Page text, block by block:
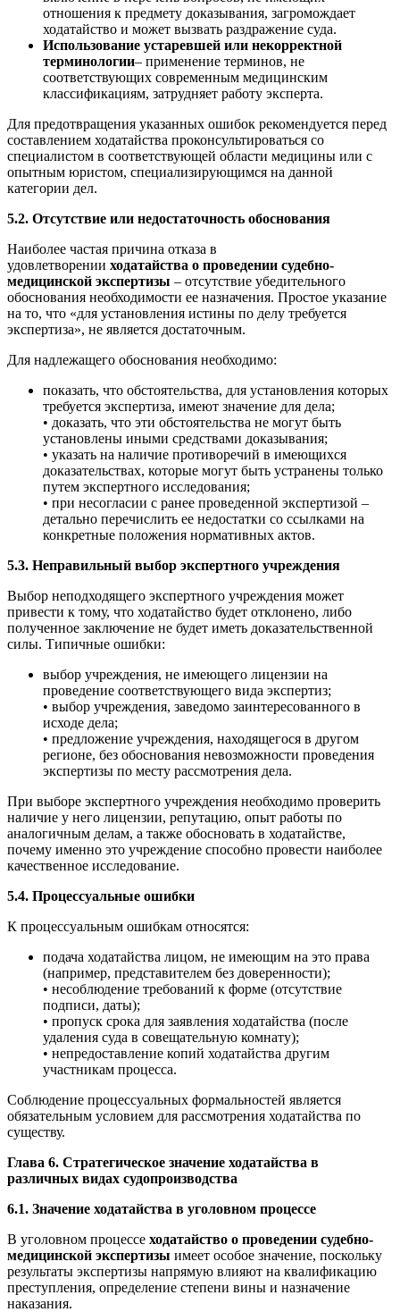
отношения к предмету доказывания, загромождает
ходатайство и может вызвать раздражение суда.
Использование устаревшей или некорректной
терминологии– применение терминов, не
соответствующих современным медицинским
классификациям, затрудняет работу эксперта.
Для предотвращения указанных ошибок рекомендуется перед
составлением ходатайства проконсультироваться со
специалистом в соответствующей области медицины или с
опытным юристом, специализирующимся на данной
категории дел.
5.2. Отсутствие или недостаточность обоснования
Наиболее частая причина отказа в
удовлетворении ходатайства о проведении судебно-
медицинской экспертизы – отсутствие убедительного
обоснования необходимости ее назначения. Простое указание
на то, что «для установления истины по делу требуется
экспертиза», не является достаточным.
Для надлежащего обоснования необходимо:
показать, что обстоятельства, для установления которых
требуется экспертиза, имеют значение для дела;
• доказать, что эти обстоятельства не могут быть
установлены иными средствами доказывания;
• указать на наличие противоречий в имеющихся
доказательствах, которые могут быть устранены только
путем экспертного исследования;
• при несогласии с ранее проведенной экспертизой –
детально перечислить ее недостатки со ссылками на
конкретные положения нормативных актов.
5.3. Неправильный выбор экспертного учреждения
Выбор неподходящего экспертного учреждения может
привести к тому, что ходатайство будет отклонено, либо
полученное заключение не будет иметь доказательственной
силы. Типичные ошибки:
выбор учреждения, не имеющего лицензии на
проведение соответствующего вида экспертиз;
• выбор учреждения, заведомо заинтересованного в
исходе дела;
• предложение учреждения, находящегося в другом
регионе, без обоснования невозможности проведения
экспертизы по месту рассмотрения дела.
При выборе экспертного учреждения необходимо проверить
наличие у него лицензии, репутацию, опыт работы по
аналогичным делам, а также обосновать в ходатайстве,
почему именно это учреждение способно провести наиболее
качественное исследование.
5.4. Процессуальные ошибки
К процессуальным ошибкам относятся:
подача ходатайства лицом, не имеющим на это права
(например, представителем без доверенности);
• несоблюдение требований к форме (отсутствие
подписи, даты);
• пропуск срока для заявления ходатайства (после
удаления суда в совещательную комнату);
• непредоставление копий ходатайства другим
участникам процесса.
Соблюдение процессуальных формальностей является
обязательным условием для рассмотрения ходатайства по
существу.
Глава 6. Стратегическое значение ходатайства в
различных видах судопроизводства
6.1. Значение ходатайства в уголовном процессе
В уголовном процессе ходатайство о проведении судебно-
медицинской экспертизы имеет особое значение, поскольку
результаты экспертизы напрямую влияют на квалификацию
преступления, определение степени вины и назначение
наказания.